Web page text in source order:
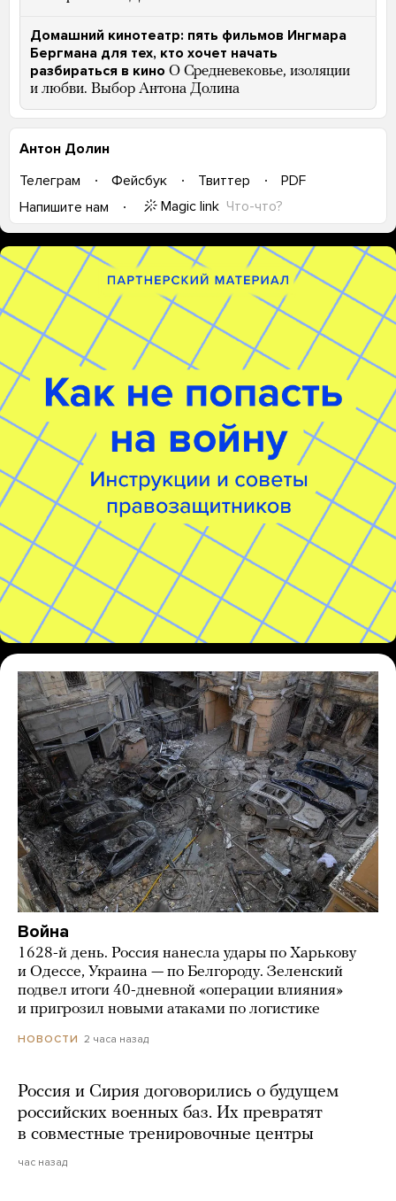
Домашний кинотеатр: пять фильмов Ингмара
Бергмана для тех, кто хочет начать
разбираться в кино О Средневековье, изоляции
и любви. Выбор Антона Долина
Антон Долин
Телеграм
Фейсбук Твиттер
PDF
Напишите нам
Magic link Что-что?
Война
1628-й день. Россия нанесла удары по Харькову
и Одессе, Украина — по Белгороду. Зеленский
подвел итоги 40-дневной «операции влияния»
и пригрозил новыми атаками по логистике
НОВОСТИ 2 часа назад
Россия и Сирия договорились о будущем
российских военных баз. Их превратят
в совместные тренировочные центры
час назад